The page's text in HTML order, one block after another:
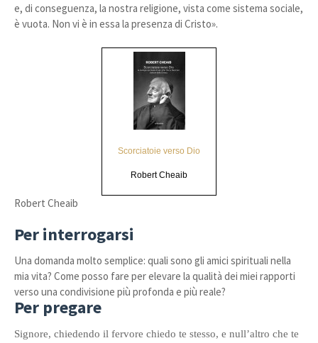
e, di conseguenza, la nostra religione, vista come sistema sociale,
è vuota. Non vi è in essa la presenza di Cristo».
Scorciatoie verso Dio
Robert Cheaib
Robert Cheaib
Per interrogarsi
Una domanda molto semplice: quali sono gli amici spirituali nella
mia vita? Come posso fare per elevare la qualità dei miei rapporti
verso una condivisione più profonda e più reale?
Per pregare
Signore, chiedendo il fervore chiedo te stesso, e null’altro che te